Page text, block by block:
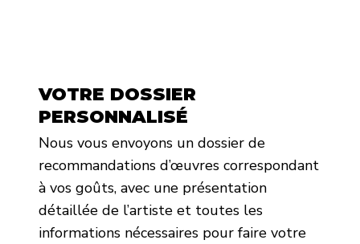
VOTRE DOSSIER
PERSONNALISÉ
Nous vous envoyons un dossier de
recommandations d’œuvres correspondant
à vos goûts, avec une présentation
détaillée de l’artiste et toutes les
informations nécessaires pour faire votre